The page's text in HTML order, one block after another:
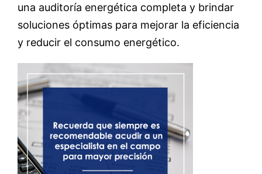
una auditoría energética completa y brindar
soluciones óptimas para mejorar la eficiencia
y reducir el consumo energético.